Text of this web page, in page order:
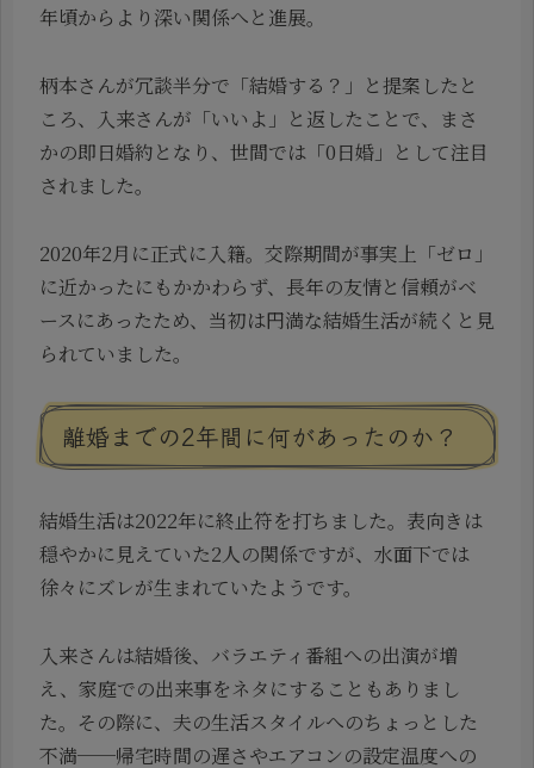
年頃からより深い関係へと進展。
柄本さんが冗談半分で「結婚する？」と提案したと
ころ、入来さんが「いいよ」と返したことで、まさ
かの即日婚約となり、世間では「0日婚」として注目
されました。
2020年2月に正式に入籍。交際期間が事実上「ゼロ」
に近かったにもかかわらず、長年の友情と信頼がベ
ースにあったため、当初は円満な結婚生活が続くと見
られていました。
離婚までの2年間に何があったのか？
結婚生活は2022年に終止符を打ちました。表向きは
穏やかに見えていた2人の関係ですが、水面下では
徐々にズレが生まれていたようです。
入来さんは結婚後、バラエティ番組への出演が増
え、家庭での出来事をネタにすることもありまし
た。その際に、夫の生活スタイルへのちょっとした
不満──帰宅時間の遅さやエアコンの設定温度への